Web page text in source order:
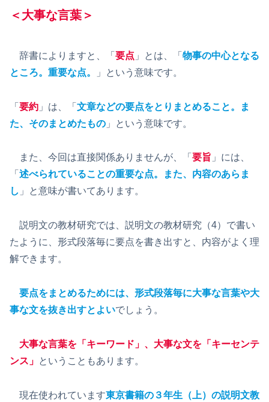
＜大事な言葉＞
辞書によりますと、「 要点 」とは、「 物事の中心となる
ところ。重要な点。
」という意味です。
「 要約 」は、「 文章などの要点をとりまとめること。ま
た、そのまとめたもの 」という意味です。
また、今回は直接関係ありませんが、「 要旨 」には、
「 述べられていることの重要な点。また、内容のあらま
し 」と意味が書いてあります。
説明文の教材研究では、説明文の教材研究（4）で書い
たように、形式段落毎に要点を書き出すと、内容がよく理
解できます。
要点をまとめるためには、形式段落毎に大事な言葉や大
事な文を抜き出すとよいでしょう。
大事な言葉を「キーワード」、大事な文を「キーセンテ
ンス」 ということもあります。
現在使われています東京書籍の３年生（上）の説明文教